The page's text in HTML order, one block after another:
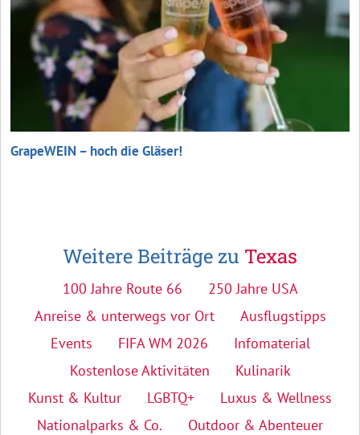
GrapeWEIN – hoch die Gläser!
Weitere Beiträge zu Texas
100 Jahre Route 66
250 Jahre USA
Anreise & unterwegs vor Ort
Ausflugstipps
Events
FIFA WM 2026
Infomaterial
Kostenlose Aktivitäten
Kulinarik
Kunst & Kultur
LGBTQ+
Luxus & Wellness
Nationalparks & Co.
Outdoor & Abenteuer